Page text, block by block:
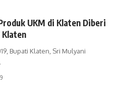
UKM di Klaten Diberi
Bupati Klaten, Sri Mulyani